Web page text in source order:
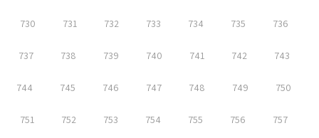
730 731 732 733 734 735 736
737 738 739 740 741 742 743
744 745 746 747 748 749 750
751 752 753 754 755 756 757